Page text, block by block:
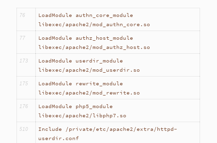
76
LoadModule authn_core_module
libexec/apache2/mod_authn_core.so
77
LoadModule authz_host_module
libexec/apache2/mod_authz_host.so
173
LoadModule userdir_module
libexec/apache2/mod_userdir.so
175
LoadModule rewrite_module
libexec/apache2/mod_rewrite.so
176
LoadModule php5_module
libexec/apache2/libphp7.so
510
Include /private/etc/apache2/extra/httpd-
userdir.conf